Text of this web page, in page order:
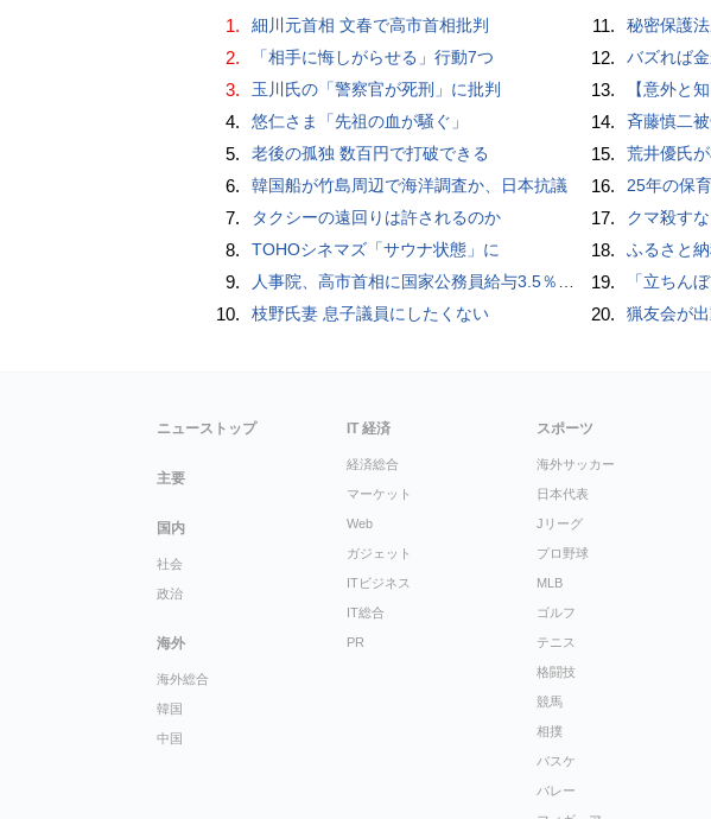
1. 細川元首相 文春で高市首相批判
2. 「相手に悔しがらせる」行動7つ
3. 玉川氏の「警察官が死刑」に批判
4. 悠仁さま「先祖の血が騒ぐ」
5. 老後の孤独 数百円で打破できる
6. 韓国船が竹島周辺で海洋調査か、日本抗議
7. タクシーの遠回りは許されるのか
8. TOHOシネマズ「サウナ状態」に
9. 人事院、高市首相に国家公務員給与3.5％超の大幅ベースアップを勧告
10. 枝野氏妻 息子議員にしたくない
11. 秘密保護法成立から5年 陸
12. バズれば
13. 【意外と知らない】日本の
14. 斉藤慎二
15. 荒井優氏が札
16. 25年の保
17. クマ殺す
18. ふるさと納税寄付額、
19. 「立ちん
20. 猟友会が
ニューストップ
主要
国内
社会
政治
海外
海外総合
韓国
中国
IT 経済
経済総合
マーケット
Web
ガジェット
ITビジネス
IT総合
PR
スポーツ
海外サッカー
日本代表
Jリーグ
プロ野球
MLB
ゴルフ
テニス
格闘技
競馬
相撲
バスケ
バレー